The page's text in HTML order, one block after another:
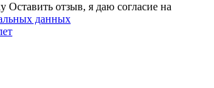
Оставить отзыв, я даю согласие на
данных